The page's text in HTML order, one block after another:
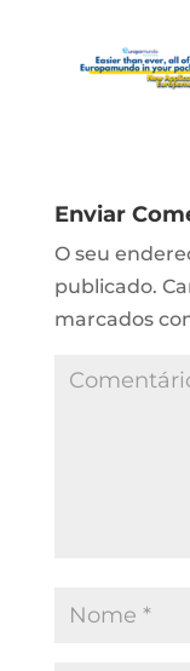
Enviar
O seu
publicado.
marcados